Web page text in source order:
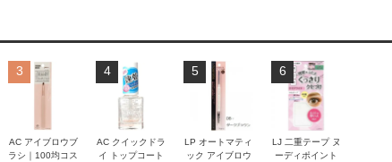
3
AC アイブロウブ
ラシ｜100均コス
4
AC クイックドラ
イ トップコート
5
LP オートマティ
ック アイブロウ
6
LJ 二重テープ ヌ
ーディポイント